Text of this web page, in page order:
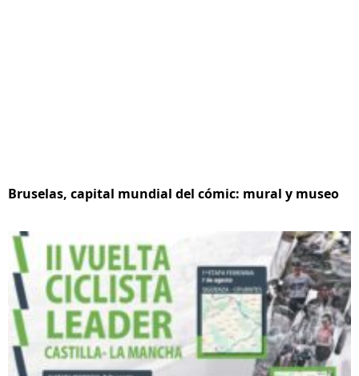
Bruselas, capital mundial del cómic: mural y museo